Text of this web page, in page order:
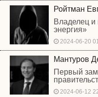
Ройтман
Владелец
энергия»
2024-06-20
Мантуров
Первый
2024-06-12